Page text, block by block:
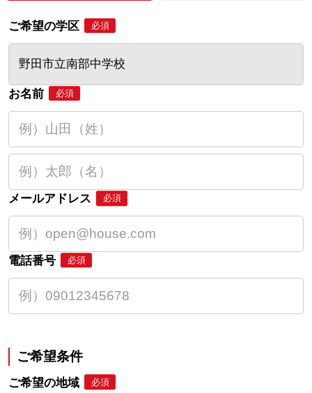
ご希望の学区 必須
野田市立南部中学校
お名前 必須
メールアドレス 必須
電話番号 必須
ご希望条件
ご希望の地域 必須